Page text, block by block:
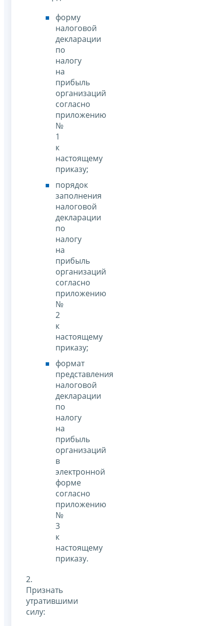
форму
налоговой
декларации
по
налогу
на
прибыль
организаций
согласно
приложению
№
1
к
настоящему
приказу;
порядок
заполнения
налоговой
декларации
по
налогу
на
прибыль
организаций
согласно
приложению
№
2
к
настоящему
приказу;
формат
представления
налоговой
декларации
по
налогу
на
прибыль
организаций
в
электронной
форме
согласно
приложению
№
3
к
настоящему
приказу.
2.
Признать
утратившими
силу: